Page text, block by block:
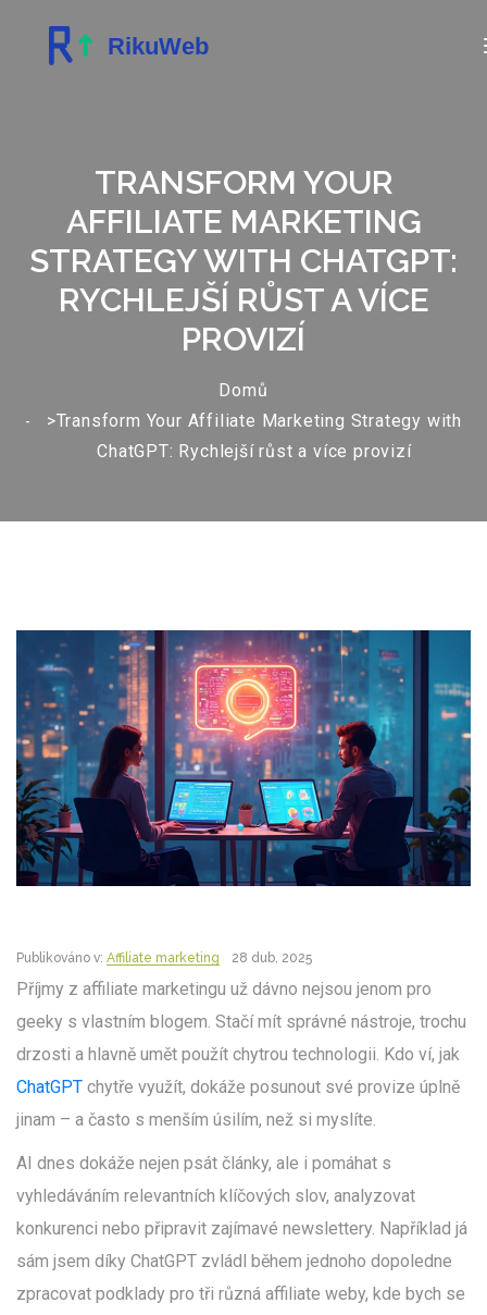
TRANSFORM YOUR
AFFILIATE MARKETING
STRATEGY WITH CHATGPT:
RYCHLEJŠÍ RŮST A VÍCE
PROVIZÍ
Domů
>Transform Your Affiliate Marketing Strategy with
ChatGPT: Rychlejší růst a více provizí
Publikováno v: Affiliate marketing 28 dub, 2025
Příjmy z affiliate marketingu už dávno nejsou jenom pro
geeky s vlastním blogem. Stačí mít správné nástroje, trochu
drzosti a hlavně umět použít chytrou technologii. Kdo ví, jak
ChatGPT chytře využít, dokáže posunout své provize úplně
jinam – a často s menším úsilím, než si myslíte.
AI dnes dokáže nejen psát články, ale i pomáhat s
vyhledáváním relevantních klíčových slov, analyzovat
konkurenci nebo připravit zajímavé newslettery. Například já
sám jsem díky ChatGPT zvládl během jednoho dopoledne
zpracovat podklady pro tři různá affiliate weby, kde bych se